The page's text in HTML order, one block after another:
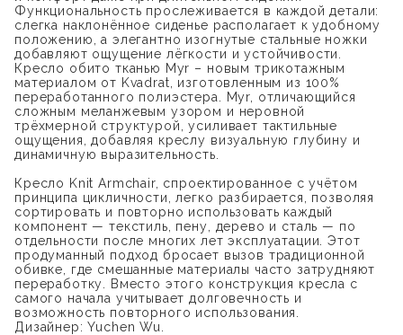
Функциональность прослеживается в каждой детали:
слегка наклонённое сиденье располагает к удобному
положению, а элегантно изогнутые стальные ножки
добавляют ощущение лёгкости и устойчивости.
Кресло обито тканью Myr – новым трикотажным
материалом от Kvadrat, изготовленным из 100%
переработанного полиэстера. Myr, отличающийся
сложным меланжевым узором и неровной
трёхмерной структурой, усиливает тактильные
ощущения, добавляя креслу визуальную глубину и
динамичную выразительность.
Кресло Knit Armchair, спроектированное с учётом
принципа цикличности, легко разбирается, позволяя
сортировать и повторно использовать каждый
компонент — текстиль, пену, дерево и сталь — по
отдельности после многих лет эксплуатации. Этот
продуманный подход бросает вызов традиционной
обивке, где смешанные материалы часто затрудняют
переработку. Вместо этого конструкция кресла с
самого начала учитывает долговечность и
возможность повторного использования.
Дизайнер: Yuchen Wu.